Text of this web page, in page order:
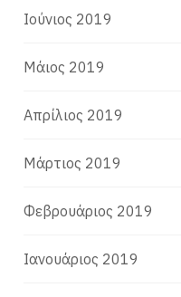
Ιούνιος 2019
Μάιος 2019
Απρίλιος 2019
Μάρτιος 2019
Φεβρουάριος 2019
Ιανουάριος 2019